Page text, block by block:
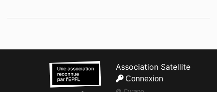
Association Satellite
Connexion